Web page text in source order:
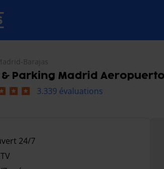
principale
Barajas
& Parking Madrid Aeropuerto
3.339 évaluations
24/7